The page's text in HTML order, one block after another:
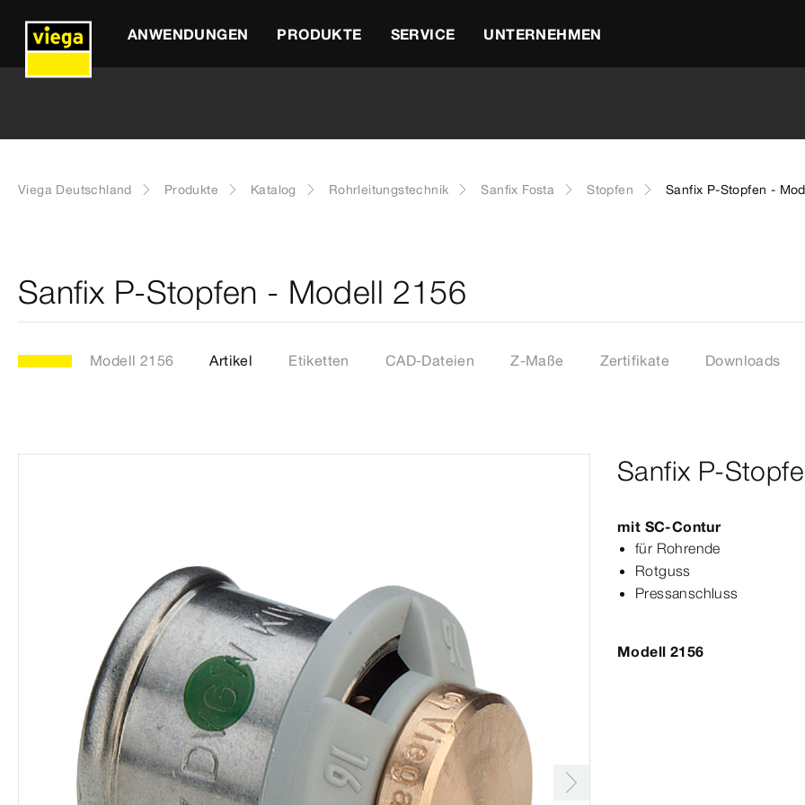
ANWENDUNGEN PRODUKTE SERVICE UNTERNEHMEN
Viega Deutschland Produkte Katalog Rohrleitungstechnik Sanfix Fosta Stopfen Sanfix P-Stopfen -
Sanfix P-Stopfen - Modell 2156
Modell 2156 Artikel Etiketten CAD-Dateien Z-Maße Zertifikate Downloads
Sanfix P-
mit SC‑Contur
für Rohrende
Rotguss
Press­anschluss
Modell 2156